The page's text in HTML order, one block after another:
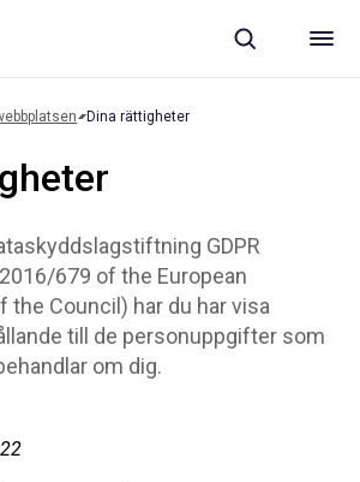
Dina rättigheter
GDPR
679 of the European
the Council) har du har visa
till de personuppgifter som
om dig.